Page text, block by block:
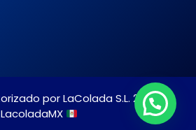
por LaColada S.L. 2025
LacoladaMX